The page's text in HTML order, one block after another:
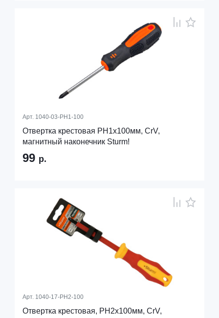
Арт. 1040-03-PH1-100
Отвертка крестовая PH1x100мм, CrV,
магнитный наконечник Sturm!
99 р.
Арт. 1040-17-PH2-100
Отвертка крестовая, PH2х100мм, CrV,